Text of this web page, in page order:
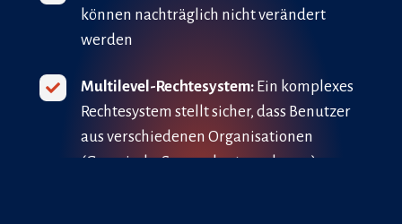
können nachträglich nicht verändert
werden
Multilevel-Rechtesystem:Ein komplexes
Rechtesystem stellt sicher, dass Benutzer
aus verschiedenen Organisationen
(Gemeinde, Sammelunternehmen) nur